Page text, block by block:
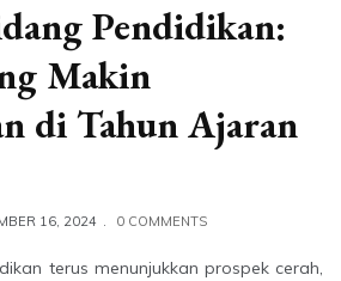
Pendidikan:
Makin
di Tahun Ajaran
16, 2024 0 COMMENTS
terus menunjukkan prospek cerah,